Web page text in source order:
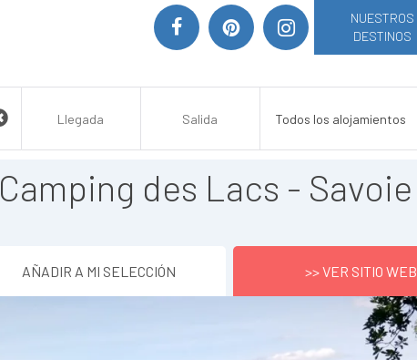
NUESTROS
DESTINOS
Camping des Lacs - Savoie
AÑADIR A MI SELECCIÓN >> VER SITIO WEB